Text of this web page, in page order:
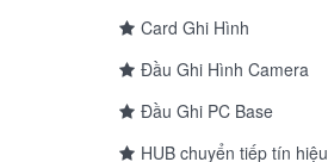
Card Ghi Hình
Đầu Ghi Hình Camera
Đầu Ghi PC Base
HUB chuyển tiếp tín hiệu